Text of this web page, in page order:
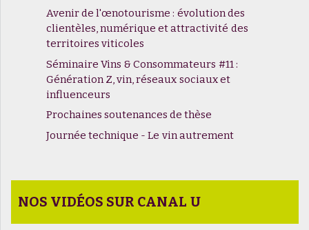
Avenir de l'œnotourisme : évolution des
clientèles, numérique et attractivité des
territoires viticoles
Séminaire Vins & Consommateurs #11 :
Génération Z, vin, réseaux sociaux et
influenceurs
Prochaines soutenances de thèse
Journée technique - Le vin autrement
NOS VIDÉOS SUR CANAL U